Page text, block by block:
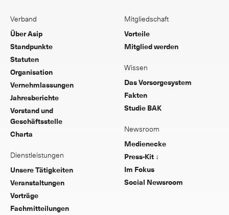
Verband
Über Asip
Standpunkte
Statuten
Organisation
Vernehmlassungen
Jahresberichte
Vorstand und
Geschäftsstelle
Charta
Dienstleistungen
Unsere Tätigkeiten
Veranstaltungen
Vorträge
Fachmitteilungen
Mitgliedschaft
Vorteile
Mitglied werden
Wissen
Das Vorsorgesystem
Fakten
Studie BAK
Newsroom
Medienecke
Press-Kit ↓
Im Fokus
Social Newsroom